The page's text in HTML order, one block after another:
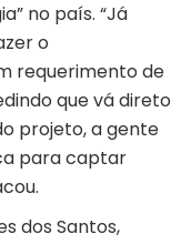
no país. “Já
o
requerimento de
que vá direto
projeto, a gente
para captar
dos Santos,